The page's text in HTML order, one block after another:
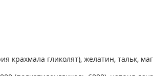
крахмала гликолят), желатин, тальк,